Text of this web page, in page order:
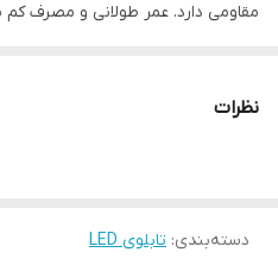
مقاومی دارد. عمر طولانی و مصرف کم
تابلو می تواند در هر موقعیتی که
باشیم. با شدت نور بالا این تابلو
نظرات
دسته‌بندی: تابلوی LED